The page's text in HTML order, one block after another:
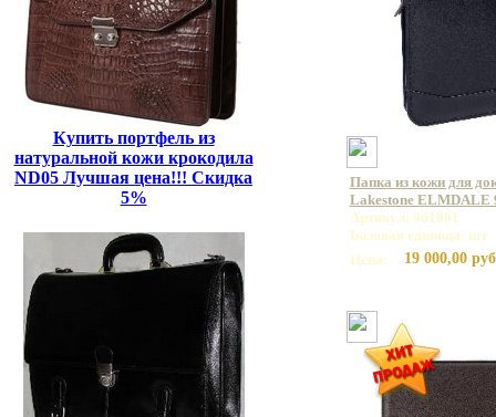
Купить портфель из
натуральной кожи крокодила
ND05 Лучшая цена!!! Скидка
5%
Папка из кожи для
Lakestone ELMDALE
Артикул: 961001
Базовая единица: шт
Цена:
19 000,00